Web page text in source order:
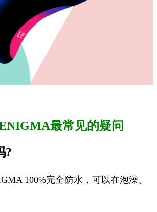
最常见的疑问
?
100%完全防水，可以在泡澡、